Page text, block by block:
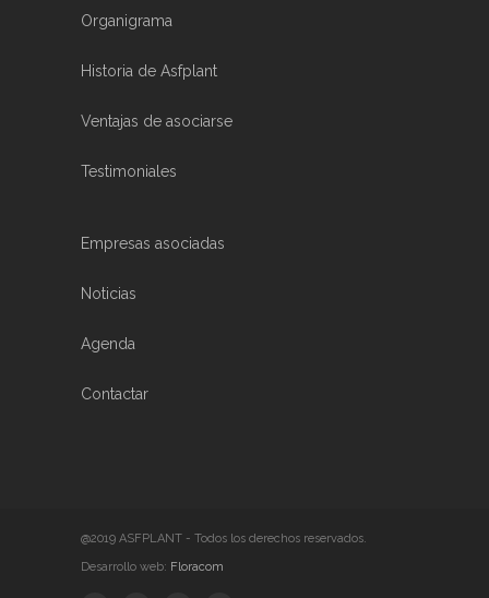
Organigrama
Historia de Asfplant
Ventajas de asociarse
Testimoniales
Empresas asociadas
Noticias
Agenda
Contactar
@2019 ASFPLANT - Todos los derechos reservados.
Desarrollo web: Floracom